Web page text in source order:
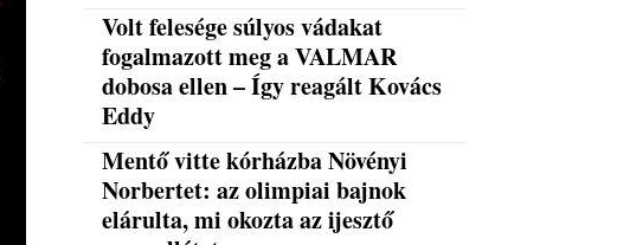
Volt felesége súlyos vádakat
fogalmazott meg a VALMAR
dobosa ellen – Így reagált Kovács
Eddy
Mentő vitte kórházba Növényi
Norbertet: az olimpiai bajnok
elárulta, mi okozta az ijesztő